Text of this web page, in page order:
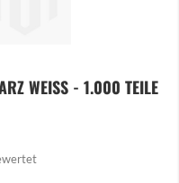
WEISS - 1.000 TEILE